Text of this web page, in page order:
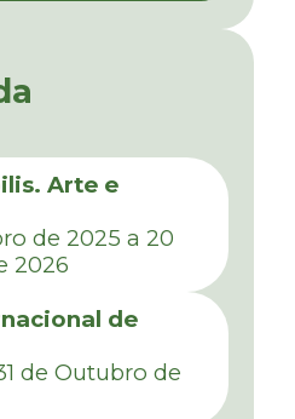
Arte e
de 2025 a 20
2026
de
de Outubro de